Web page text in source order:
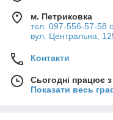
м. Петриковка
тел. 097-556-57-58
вул. Центральна,
Контакти
Сьогодні працює
Показати весь